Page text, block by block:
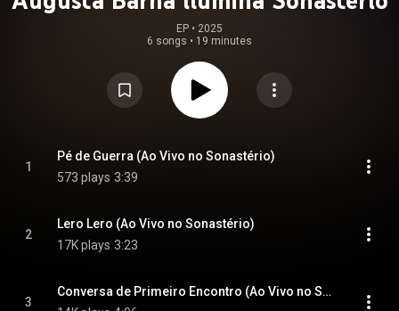
EP • 2025
6 songs • 19 minutes
1
Pé de Guerra (Ao Vivo no Sonastério)
573 plays 3:39
2
Lero Lero (Ao Vivo no Sonastério)
17K plays 3:23
3
Conversa de Primeiro Encontro (Ao Vivo no Sonastério)